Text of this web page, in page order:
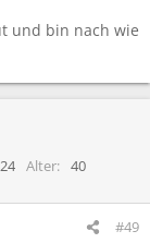
und bin nach wie
Alter
40
#49